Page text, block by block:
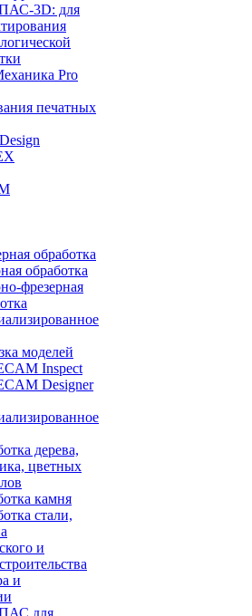
3D: для
Pro
печатных
обработка
обработка
фрезерная
моделей
Inspect
Designer
дерева,
цветных
камня
стали,
и
и
для